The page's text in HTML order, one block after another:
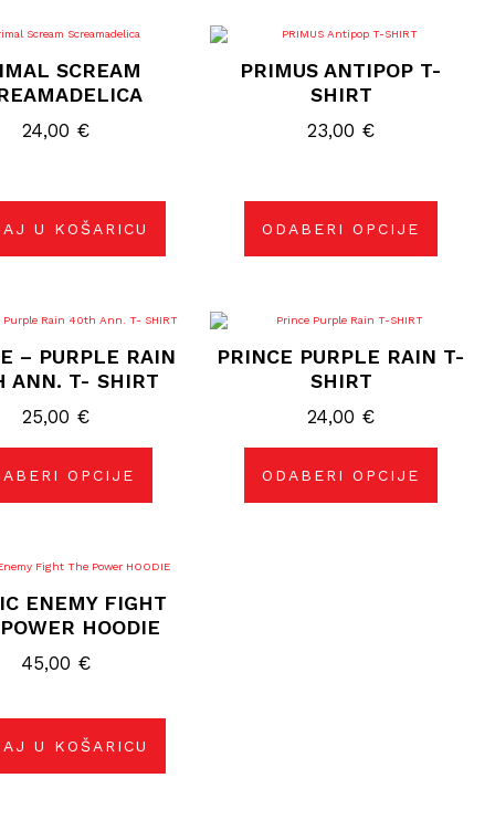
SCREAM
24,00 €
U KOŠARICU
PRIMUS ANTIPOP T-
SHIRT
23,00 €
ODABERI OPCIJE
Ovaj
ima
varijanti.
se
stranici
– PURPLE RAIN
ANN. T- SHIRT
25,00 €
OPCIJE
Ovaj
ima
varijanti.
se
odabrati
na
stranici
proizvoda
PRINCE PURPLE RAIN T-
SHIRT
24,00 €
ODABERI OPCIJE
Ovaj
ima
varijanti.
se
odabrati
na
stranici
proizvoda
ENEMY FIGHT
HOODIE
45,00 €
U KOŠARICU